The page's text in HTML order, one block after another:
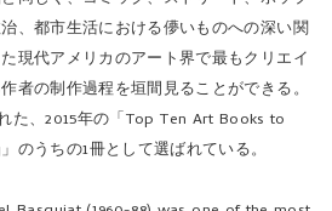
た現代アメリカのアート界で最もクリエイ
者の制作過程を垣間見ることができる。
た、2015年の「Top Ten Art Books to
のうちの1冊として選ばれている。
Basquiat (1960-88) was one of the most